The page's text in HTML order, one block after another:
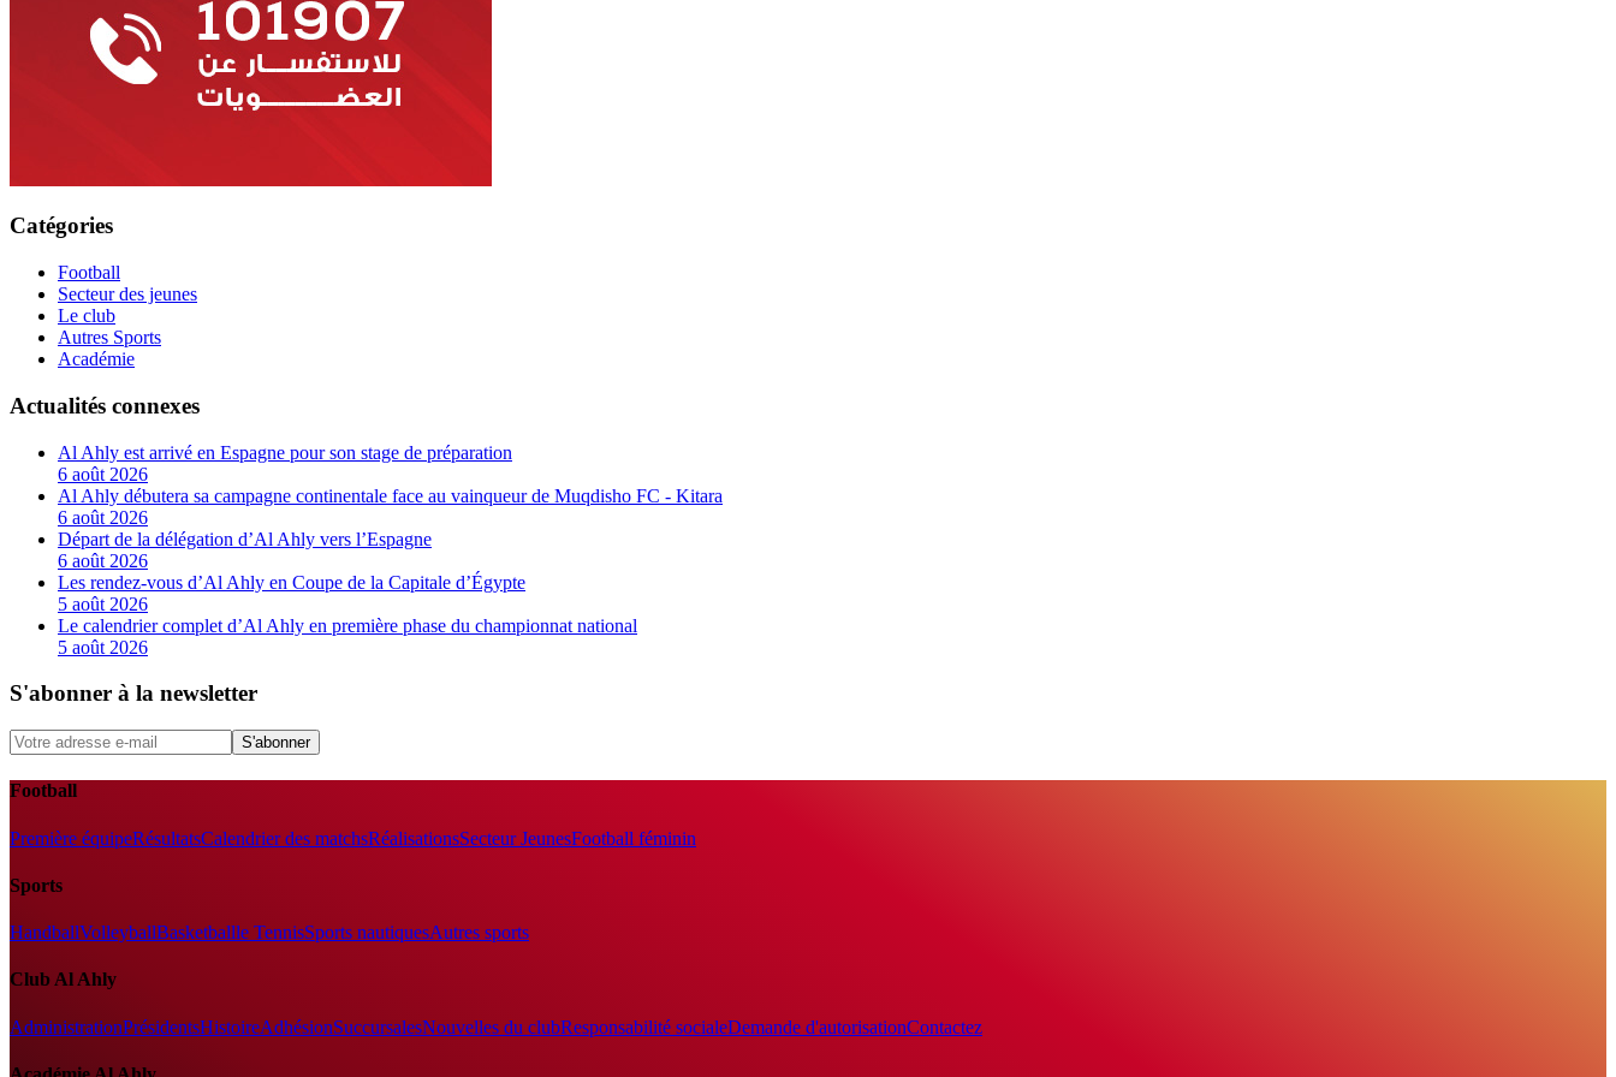
Catégories
Football
Secteur des jeunes
Le club
Autres Sports
Académie
Actualités connexes
Al Ahly est arrivé en Espagne pour son stage de préparation
6 août 2026
Al Ahly débutera sa campagne continentale face au vainqueur de Muqdisho FC - Kitara
6 août 2026
Départ de la délégation d’Al Ahly vers l’Espagne
6 août 2026
Les rendez-vous d’Al Ahly en Coupe de la Capitale d’Égypte
5 août 2026
Le calendrier complet d’Al Ahly en première phase du championnat national
5 août 2026
S'abonner à la newsletter
S'abonner
Football
Première équipeRésultatsCalendrier des matchsRéalisationsSecteur JeunesFootball féminin
Sports
HandballVolleyballBasketballle TennisSports nautiquesAutres sports
Club Al Ahly
AdministrationPrésidentsHistoireAdhésionSuccursalesNouvelles du clubResponsabilité socialeDemande d'autorisationContactez